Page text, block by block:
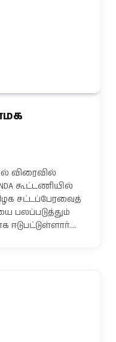
விரைவில்
கூட்டணியில்
சட்டப்பேரவைத்
பலப்படுத்தும்
ஈடுபட்டுள்ளார்.…